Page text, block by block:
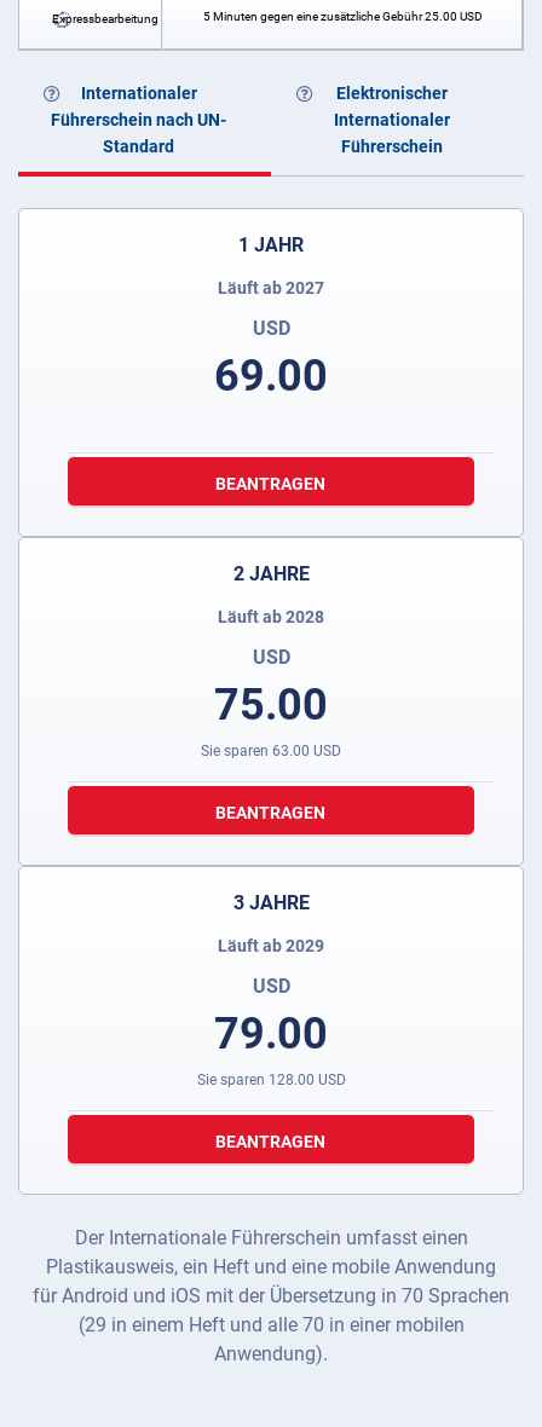
Expressbearbeitung 5 Minuten gegen eine zusätzliche Gebühr25.00 USD
Internationaler
Führerschein nach UN-
Standard
Elektronischer
Internationaler
Führerschein
1 JAHR
Läuft ab 2027
USD
69.00
BEANTRAGEN
2 JAHRE
Läuft ab 2028
USD
75.00
Sie sparen 63.00 USD
BEANTRAGEN
3 JAHRE
Läuft ab 2029
USD
79.00
Sie sparen 128.00 USD
BEANTRAGEN
Der Internationale Führerschein umfasst einen
Plastikausweis, ein Heft und eine mobile Anwendung
für Android und iOS mit der Übersetzung in 70 Sprachen
(29 in einem Heft und alle 70 in einer mobilen
Anwendung).